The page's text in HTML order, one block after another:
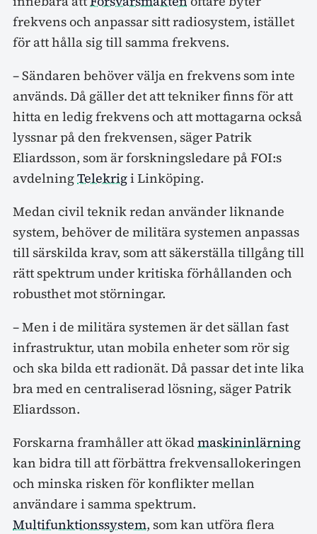
frekvens och anpassar sitt radiosystem, istället
för att hålla sig till samma frekvens.
– Sändaren behöver välja en frekvens som inte
används. Då gäller det att tekniker finns för att
hitta en ledig frekvens och att mottagarna också
lyssnar på den frekvensen, säger Patrik
Eliardsson, som är forskningsledare på FOI:s
avdelningTelekrigi Linköping.
Medan civil teknik redan använder liknande
system, behöver de militära systemen anpassas
till särskilda krav, som att säkerställa tillgång till
rätt spektrum under kritiska förhållanden och
robusthet mot störningar.
– Men i de militära systemen är det sällan fast
infrastruktur, utan mobila enheter som rör sig
och ska bilda ett radionät. Då passar det inte lika
bra med en centraliserad lösning, säger Patrik
Eliardsson.
Forskarna framhåller att ökadmaskininlärning
kan bidra till att förbättra frekvensallokeringen
och minska risken för konflikter mellan
användare i samma spektrum.
Multifunktionssystem, som kan utföra flera